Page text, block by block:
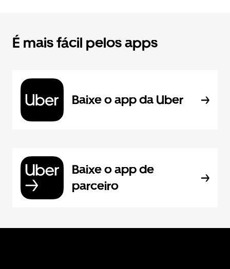
É mais fácil pelos apps
Baixe o app da Uber
Baixe o app de
parceiro